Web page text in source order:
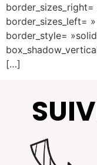
border_sizes_left=
border_style=
[…]